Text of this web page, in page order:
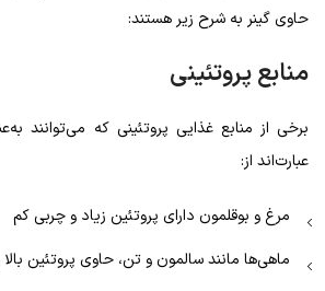
حاوی گینر به شرح زیر هستند:
منابع پروتئینی
برخی از منابع غذایی پروتئینی که می‌توانند
عبارت‌اند از:
مرغ و بوقلمون دارای پروتئین زیاد و چربی کم
ماهی‌ها مانند سالمون و تن، حاوی پروتئین